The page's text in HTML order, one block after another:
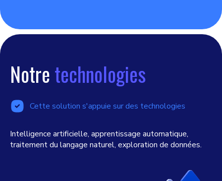
Notretechnologies
Cette solution s'appuie sur des technologies
Intelligence artificielle, apprentissage automatique,
traitement du langage naturel, exploration de données.